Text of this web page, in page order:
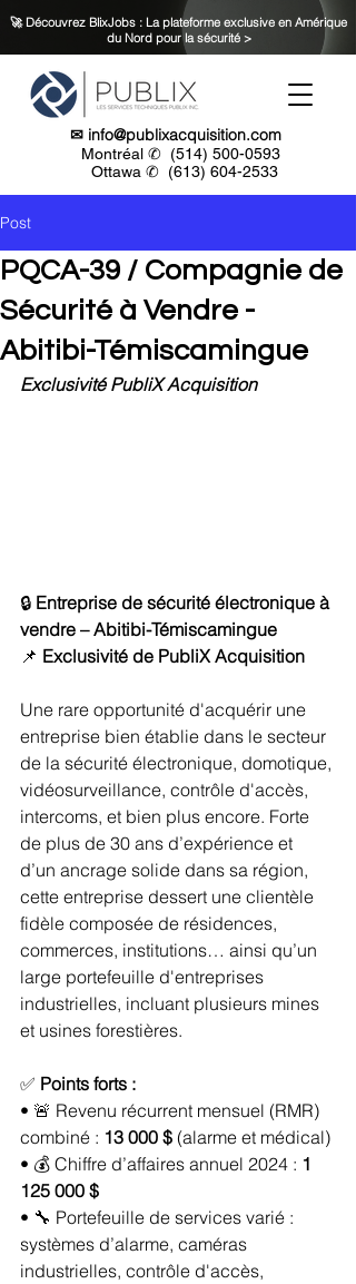
✉ info@publixacquisition.com
Montréal ✆ (514) 500-0593
Ottawa ✆ (613) 604-2533
🚀 Découvrez BlixJobs : La plateforme exclusive en Amérique
du Nord pour la sécurité >
Post
PQCA-39 / Compagnie de
Sécurité à Vendre -
Abitibi-Témiscamingue
Exclusivité PubliX Acquisition
🔒 Entreprise de sécurité électronique à
vendre – Abitibi-Témiscamingue
📌 Exclusivité de PubliX Acquisition
Une rare opportunité d'acquérir une
entreprise bien établie dans le secteur
de la sécurité électronique, domotique,
vidéosurveillance, contrôle d'accès,
intercoms, et bien plus encore. Forte
de plus de 30 ans d’expérience et
d’un ancrage solide dans sa région,
cette entreprise dessert une clientèle
fidèle composée de résidences,
commerces, institutions… ainsi qu’un
large portefeuille d'entreprises
industrielles, incluant plusieurs mines
et usines forestières.
✅ Points forts :
• 🚨 Revenu récurrent mensuel (RMR)
combiné : 13 000 $ (alarme et médical)
• 💰 Chiffre d’affaires annuel 2024 : 1
125 000 $
• 🔧 Portefeuille de services varié :
systèmes d’alarme, caméras
industrielles, contrôle d'accès,